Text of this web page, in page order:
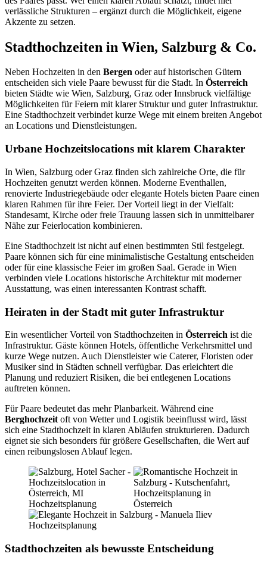
verlässliche Strukturen – ergänzt durch die Möglichkeit, eigene
Akzente zu setzen.
Stadthochzeiten in Wien, Salzburg & Co.
Neben Hochzeiten in den Bergen oder auf historischen Gütern
entscheiden sich viele Paare bewusst für die Stadt. In Österreich
bieten Städte wie Wien, Salzburg, Graz oder Innsbruck vielfältige
Möglichkeiten für Feiern mit klarer Struktur und guter Infrastruktur.
Eine Stadthochzeit verbindet kurze Wege mit einem breiten Angebot
an Locations und Dienstleistungen.
Urbane Hochzeitslocations mit klarem Charakter
In Wien, Salzburg oder Graz finden sich zahlreiche Orte, die für
Hochzeiten genutzt werden können. Moderne Eventhallen,
renovierte Industriegebäude oder elegante Hotels bieten Paare einen
klaren Rahmen für ihre Feier. Der Vorteil liegt in der Vielfalt:
Standesamt, Kirche oder freie Trauung lassen sich in unmittelbarer
Nähe zur Feierlocation kombinieren.
Eine Stadthochzeit ist nicht auf einen bestimmten Stil festgelegt.
Paare können sich für eine minimalistische Gestaltung entscheiden
oder für eine klassische Feier im großen Saal. Gerade in Wien
verbinden viele Locations historische Architektur mit moderner
Ausstattung, was einen interessanten Kontrast schafft.
Heiraten in der Stadt mit guter Infrastruktur
Ein wesentlicher Vorteil von Stadthochzeiten in Österreich ist die
Infrastruktur. Gäste können Hotels, öffentliche Verkehrsmittel und
kurze Wege nutzen. Auch Dienstleister wie Caterer, Floristen oder
Musiker sind in Städten schnell verfügbar. Das erleichtert die
Planung und reduziert Risiken, die bei entlegenen Locations
auftreten können.
Für Paare bedeutet das mehr Planbarkeit. Während eine
Berghochzeit oft von Wetter und Logistik beeinflusst wird, lässt
sich eine Stadthochzeit in klaren Abläufen strukturieren. Dadurch
eignet sie sich besonders für größere Gesellschaften, die Wert auf
einen reibungslosen Ablauf legen.
Stadthochzeiten als bewusste Entscheidung